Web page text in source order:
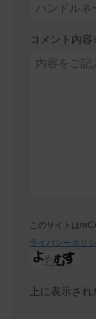
コメント内容
このサイトは
ライバシーポリ
上に表示さ